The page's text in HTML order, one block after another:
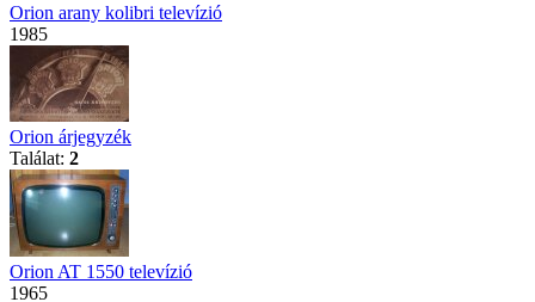
Orion arany kolibri televízió
1985
Orion árjegyzék
Találat: 2
Orion AT 1550 televízió
1965